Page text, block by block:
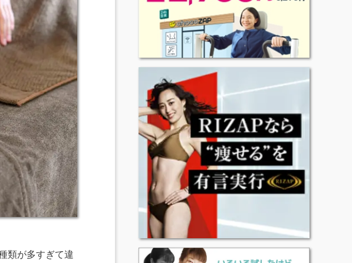
類が多すぎて違